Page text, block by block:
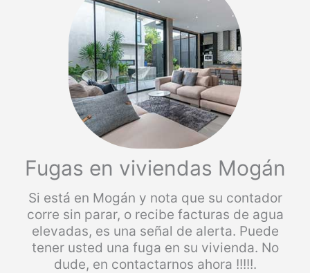
Fugas en viviendas Mogán
Si está en Mogán y nota que su contador
corre sin parar, o recibe facturas de agua
elevadas, es una señal de alerta. Puede
tener usted una fuga en su vivienda. No
dude, en contactarnos ahora !!!!!.